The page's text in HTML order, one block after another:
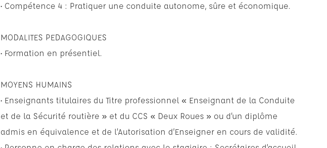
• Compétence 4 : Pratiquer une conduite autonome, sûre et économique.
MODALITES PEDAGOGIQUES
• Formation en présentiel.
MOYENS HUMAINS
• Enseignants titulaires du Titre professionnel « Enseignant de la Conduite
et de la Sécurité routière » et du CCS « Deux Roues » ou d’un diplôme
admis en équivalence et de l’Autorisation d’Enseigner en cours de validité.